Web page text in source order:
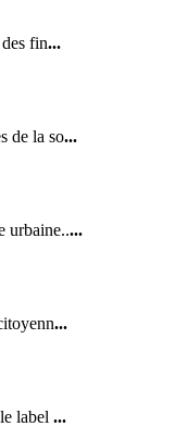
fin...
de la so...
urbaine.....
...
label ...